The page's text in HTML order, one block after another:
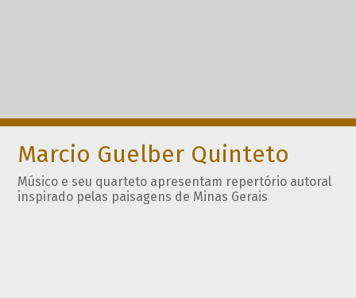
Marcio Guelber Quinteto
Músico e seu quarteto apresentam repertório autoral
inspirado pelas paisagens de Minas Gerais